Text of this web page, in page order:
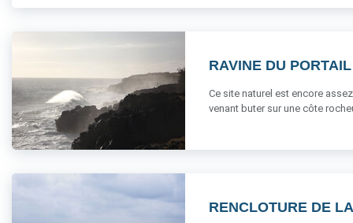
RAVINE DU
Ce site naturel est encore
venant buter sur une côte
RENCLOTURE DE